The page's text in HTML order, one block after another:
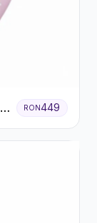
RON449